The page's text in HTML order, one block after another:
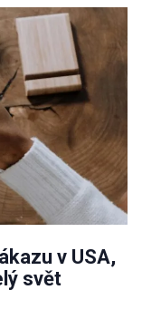
v USA,
svět